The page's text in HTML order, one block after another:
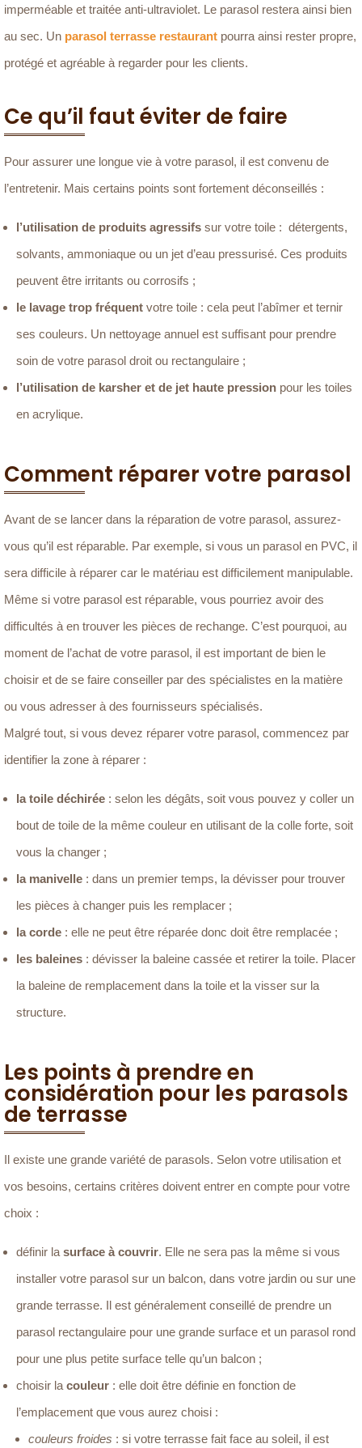
imperméable et traitée anti-ultraviolet. Le parasol restera ainsi bien
au sec. Un parasol terrasse restaurant pourra ainsi rester propre,
protégé et agréable à regarder pour les clients.
Ce qu’il faut éviter de faire
Pour assurer une longue vie à votre parasol, il est convenu de
l’entretenir. Mais certains points sont fortement déconseillés :
l’utilisation de produits agressifs sur votre toile : détergents,
solvants, ammoniaque ou un jet d’eau pressurisé. Ces produits
peuvent être irritants ou corrosifs ;
le lavage trop fréquent votre toile : cela peut l’abîmer et ternir
ses couleurs. Un nettoyage annuel est suffisant pour prendre
soin de votre parasol droit ou rectangulaire ;
l’utilisation de karsher et de jet haute pression pour les toiles
en acrylique.
Comment réparer votre parasol
Avant de se lancer dans la réparation de votre parasol, assurez-
vous qu’il est réparable. Par exemple, si vous un parasol en PVC, il
sera difficile à réparer car le matériau est difficilement manipulable.
Même si votre parasol est réparable, vous pourriez avoir des
difficultés à en trouver les pièces de rechange. C’est pourquoi, au
moment de l’achat de votre parasol, il est important de bien le
choisir et de se faire conseiller par des spécialistes en la matière
ou vous adresser à des fournisseurs spécialisés.
Malgré tout, si vous devez réparer votre parasol, commencez par
identifier la zone à réparer :
la toile déchirée : selon les dégâts, soit vous pouvez y coller un
bout de toile de la même couleur en utilisant de la colle forte, soit
vous la changer ;
la manivelle : dans un premier temps, la dévisser pour trouver
les pièces à changer puis les remplacer ;
la corde : elle ne peut être réparée donc doit être remplacée ;
les baleines : dévisser la baleine cassée et retirer la toile. Placer
la baleine de remplacement dans la toile et la visser sur la
structure.
Les points à prendre en
considération pour les parasols
de terrasse
Il existe une grande variété de parasols. Selon votre utilisation et
vos besoins, certains critères doivent entrer en compte pour votre
choix :
définir la surface à couvrir. Elle ne sera pas la même si vous
installer votre parasol sur un balcon, dans votre jardin ou sur une
grande terrasse. Il est généralement conseillé de prendre un
parasol rectangulaire pour une grande surface et un parasol rond
pour une plus petite surface telle qu’un balcon ;
choisir la couleur : elle doit être définie en fonction de
l’emplacement que vous aurez choisi :
couleurs froides : si votre terrasse fait face au soleil, il est